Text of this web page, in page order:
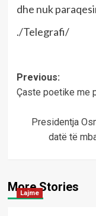
dhe nuk
./Telegrafi/
Post
Previous:
Çaste poetike me
Presidentja
datë të
More Stories
Lajme